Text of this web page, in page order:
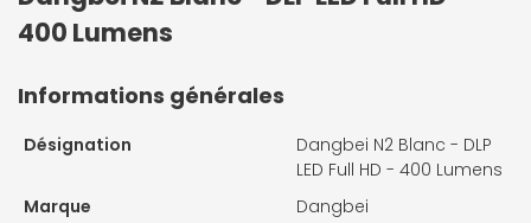
400 Lumens
Informations générales
Désignation
Dangbei N2 Blanc - DLP
LED Full HD - 400 Lumens
Marque
Dangbei